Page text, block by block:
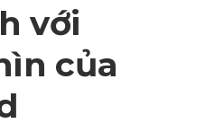
với
của